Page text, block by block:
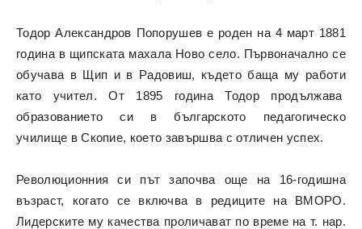
Тодор Александров Попорушев е роден на 4 март 1881
година в щипската махала Ново село. Първоначално се
обучава в Щип и в Радовиш, където баща му работи
като учител. От 1895 година Тодор продължава
образованието си в българското педагогическо
училище в Скопие, което завършва с отличен успех.
Революционния си път започва още на 16-годишна
възраст, когато се включва в редиците на ВМОРО.
Лидерските му качества проличават по време на т. нар.